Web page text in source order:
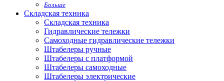
Больше
Складская техника
Складская техника
Гидравлические тележки
Самоходные гидравлические тележки
Штабелеры ручные
Штабелеры с платформой
Штабелеры самоходные
Штабелеры электрические